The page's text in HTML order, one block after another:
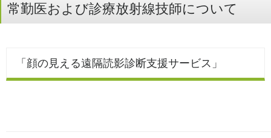
常勤医および診療放射線技師について
「顔の見える遠隔読影診断支援サービス」